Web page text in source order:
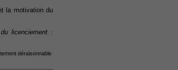
la motivation du
licenciement :
déraisonnable